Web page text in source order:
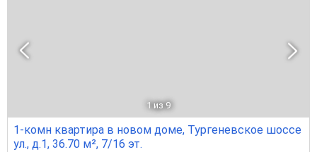
1 из 9
1-комн квартира в новом доме, Тургеневское шоссе
ул., д.1, 36.70 м², 7/16 эт.